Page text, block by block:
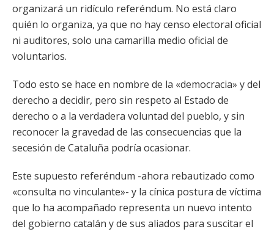
organizará un ridículo referéndum. No está claro
quién lo organiza, ya que no hay censo electoral oficial
ni auditores, solo una camarilla medio oficial de
voluntarios.
Todo esto se hace en nombre de la «democracia» y del
derecho a decidir, pero sin respeto al Estado de
derecho o a la verdadera voluntad del pueblo, y sin
reconocer la gravedad de las consecuencias que la
secesión de Cataluña podría ocasionar.
Este supuesto referéndum -ahora rebautizado como
«consulta no vinculante»- y la cínica postura de víctima
que lo ha acompañado representa un nuevo intento
del gobierno catalán y de sus aliados para suscitar el